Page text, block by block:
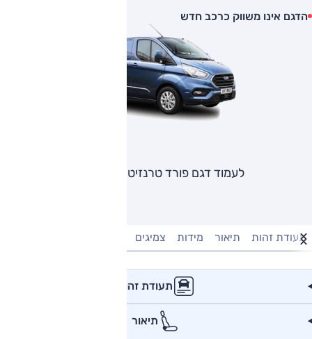
הדגם אינו משווק כרכב חדש
לעמוד דגם פורד טרנזיט קאסטום
תעודת זהות תיאור מידות צמיגים
תעודת זהות
תיאור